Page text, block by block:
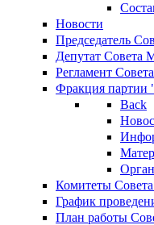
Новости
Председатель
Депутат Совета
Регламент
Фракция партии
Back
Комитеты
График
План работы